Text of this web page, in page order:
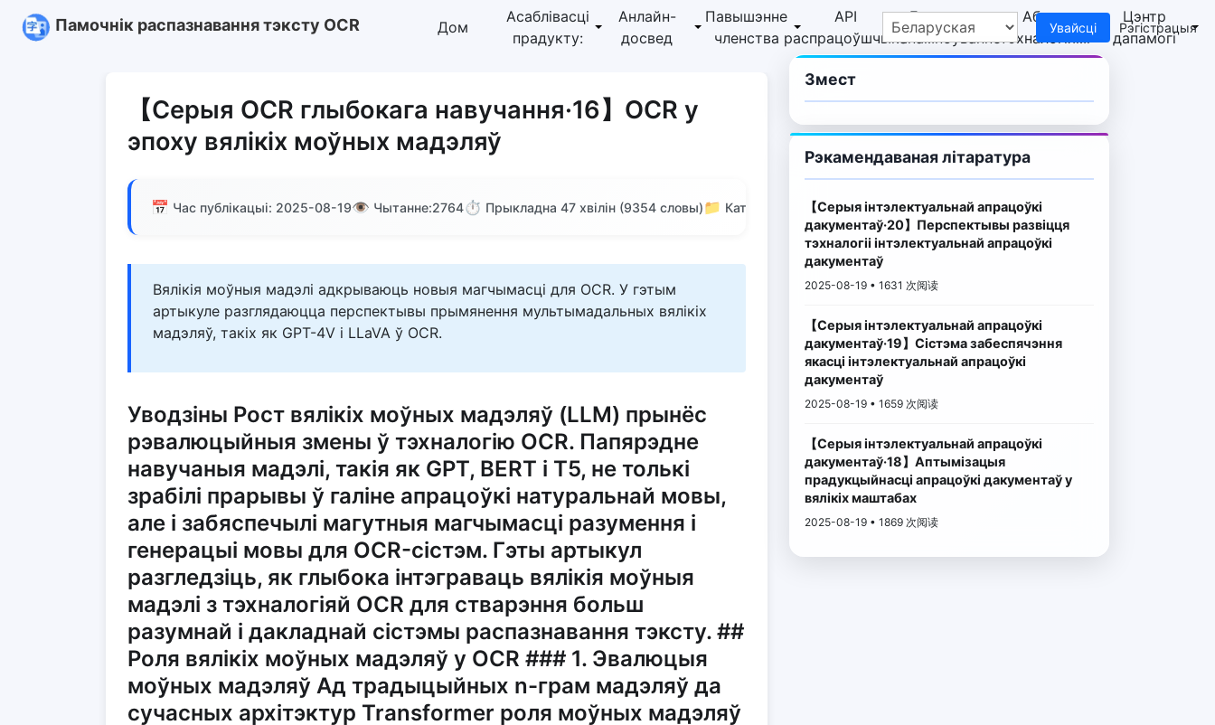
Памочнік распазнавання тэксту OCR Дом
Асаблівасці
прадукту:
Анлайн-
досвед
Павышэнне
членства
API
распрацоўшчыка
Бясплатнае
спампоўванне
Абмен
тэхналогіямі
Цэнтр
дапамогі
Увайсці Рэгістрацыя
【Серыя OCR глыбокага навучання·16】OCR у
эпоху вялікіх моўных мадэляў
📅 Час публікацыі: 2025-08-19👁️ Чытанне:2764⏱️ Прыкладна 47 хвілін (9354 словы)📁 Катэгорыя: Пашыраныя кіраўніцтва
Вялікія моўныя мадэлі адкрываюць новыя магчымасці для OCR. У гэтым
артыкуле разглядаюцца перспектывы прымянення мультымадальных вялікіх
мадэляў, такіх як GPT-4V і LLaVA ў OCR.
Уводзіны Рост вялікіх моўных мадэляў (LLM) прынёс
рэвалюцыйныя змены ў тэхналогію OCR. Папярэдне
навучаныя мадэлі, такія як GPT, BERT і T5, не толькі
зрабілі прарывы ў галіне апрацоўкі натуральнай мовы,
але і забяспечылі магутныя магчымасці разумення і
генерацыі мовы для OCR-сістэм. Гэты артыкул
разгледзiць, як глыбока інтэграваць вялікія моўныя
мадэлі з тэхналогіяй OCR для стварэння больш
разумнай і дакладнай сістэмы распазнавання тэксту. ##
Роля вялікіх моўных мадэляў у OCR ### 1. Эвалюцыя
моўных мадэляў Ад традыцыйных n-грам мадэляў да
сучасных архітэктур Transformer роля моўных мадэляў
Змест
Рэкамендаваная літаратура
【Серыя інтэлектуальнай апрацоўкі
дакументаў·20】Перспектывы развіцця
тэхналогіі інтэлектуальнай апрацоўкі
дакументаў
2025-08-19 • 1631 次阅读
【Серыя інтэлектуальнай апрацоўкі
дакументаў·19】Сістэма забеспячэння
якасці інтэлектуальнай апрацоўкі
дакументаў
2025-08-19 • 1659 次阅读
【Серыя інтэлектуальнай апрацоўкі
дакументаў·18】Аптымізацыя
прадукцыйнасці апрацоўкі дакументаў у
вялікіх маштабах
2025-08-19 • 1869 次阅读